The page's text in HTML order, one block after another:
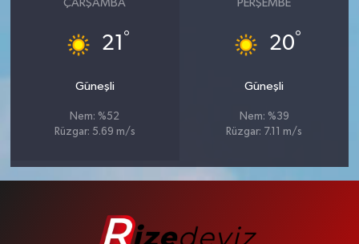
ÇARŞAMBA
21 °
Güneşli
Nem: %52
Rüzgar: 5.69 m/s
PERŞEMBE
20°
Güneşli
Nem: %39
Rüzgar: 7.11 m/s